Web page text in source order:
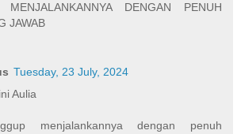
MENJALANKANNYA DENGAN PENUH
JAWAB
Tuesday, 23 July, 2024
Aulia
menjalankannya dengan penuh